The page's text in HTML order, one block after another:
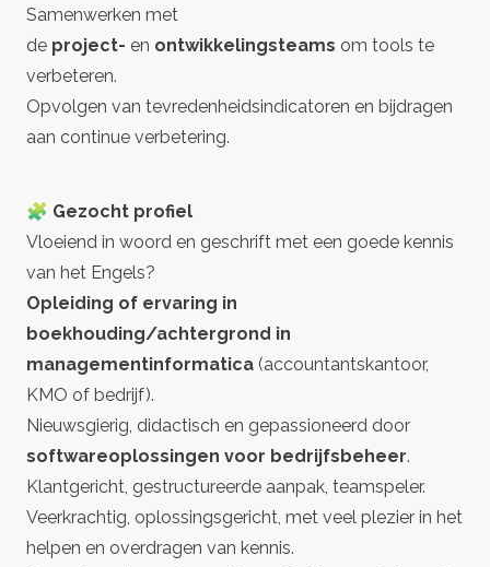
Samenwerken met
de project- en ontwikkelingsteams om tools te
verbeteren.
Opvolgen van tevredenheidsindicatoren en bijdragen
aan continue verbetering.
🧩 Gezocht profiel
Vloeiend in woord en geschrift met een goede kennis
van het Engels?
Opleiding of ervaring in
boekhouding/achtergrond in
managementinformatica (accountantskantoor,
KMO of bedrijf).
Nieuwsgierig, didactisch en gepassioneerd door
softwareoplossingen voor bedrijfsbeheer.
Klantgericht, gestructureerde aanpak, teamspeler.
Veerkrachtig, oplossingsgericht, met veel plezier in het
helpen en overdragen van kennis.